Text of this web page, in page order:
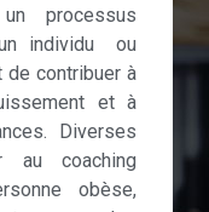
processus
individu ou
de contribuer à
et à
Diverses
au coaching
obèse,